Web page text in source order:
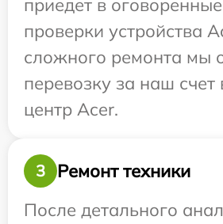
приедет в
проверки устройства
сложного ремонта мы
перевозку за наш счет
центр Acer.
3
Ремонт техники
После детального